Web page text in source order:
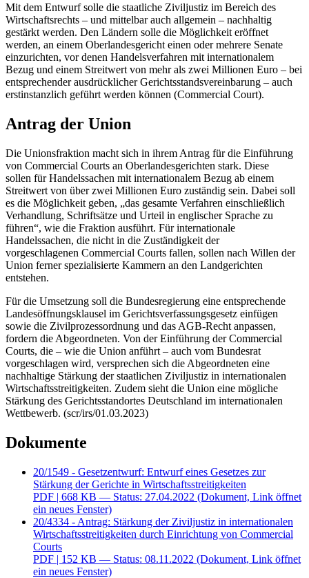
Mit dem Entwurf solle die staatliche Ziviljustiz im Bereich des
Wirtschaftsrechts – und mittelbar auch allgemein – nachhaltig
gestärkt werden. Den Ländern solle die Möglichkeit eröffnet
werden, an einem Oberlandesgericht einen oder mehrere Senate
einzurichten, vor denen Handelsverfahren mit internationalem
Bezug und einem Streitwert von mehr als zwei Millionen Euro – bei
entsprechender ausdrücklicher Gerichtsstandsvereinbarung – auch
erstinstanzlich geführt werden können (Commercial Court).
Antrag der Union
Die Unionsfraktion macht sich in ihrem Antrag für die Einführung
von Commercial Courts an Oberlandesgerichten stark. Diese
sollen für Handelssachen mit internationalem Bezug ab einem
Streitwert von über zwei Millionen Euro zuständig sein. Dabei soll
es die Möglichkeit geben, „das gesamte Verfahren einschließlich
Verhandlung, Schriftsätze und Urteil in englischer Sprache zu
führen“, wie die Fraktion ausführt. Für internationale
Handelssachen, die nicht in die Zuständigkeit der
vorgeschlagenen Commercial Courts fallen, sollen nach Willen der
Union ferner spezialisierte Kammern an den Landgerichten
entstehen.
Für die Umsetzung soll die Bundesregierung eine entsprechende
Landesöffnungsklausel im Gerichtsverfassungsgesetz einfügen
sowie die Zivilprozessordnung und das AGB-Recht anpassen,
fordern die Abgeordneten. Von der Einführung derCommercial
Courts, die – wie die Union anführt – auch vom Bundesrat
vorgeschlagen wird, versprechen sich die Abgeordneten eine
nachhaltige Stärkung der staatlichen Ziviljustiz in internationalen
Wirtschaftsstreitigkeiten. Zudem sieht die Union eine mögliche
Stärkung des Gerichtsstandortes Deutschland im internationalen
Wettbewerb. (scr/irs/01.03.2023)
Dokumente
20/1549 - Gesetzentwurf: Entwurf eines Gesetzes zur
Stärkung der Gerichte in Wirtschaftsstreitigkeiten
PDF | 668 KB — Status: 27.04.2022 (Dokument, Link öffnet
ein neues Fenster)
20/4334 - Antrag: Stärkung der Ziviljustiz in internationalen
Wirtschaftsstreitigkeiten durch Einrichtung von Commercial
Courts
PDF | 152 KB — Status: 08.11.2022 (Dokument, Link öffnet
ein neues Fenster)